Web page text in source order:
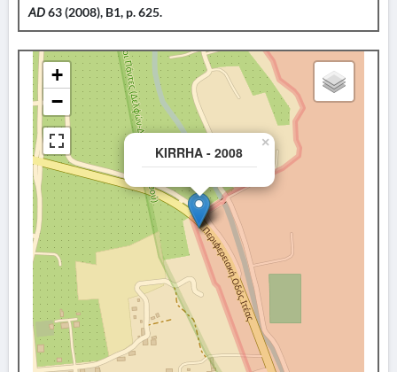
AD63 (2008), B1, p. 625.
KIRRHA - 2008
×
+
−